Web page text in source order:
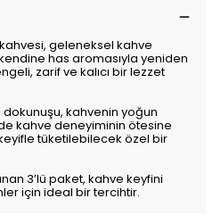
geleneksel kahve
has aromasıyla yeniden
zarif ve kalıcı bir lezzet
dokunuşu, kahvenin yoğun
kahve deneyiminin ötesine
tüketilebilecek özel bir
3’lü paket, kahve keyfini
için ideal bir tercihtir.